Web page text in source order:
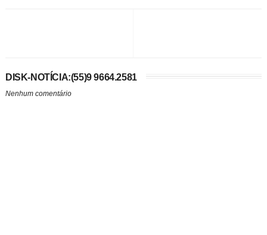
DISK-NOTÍCIA:(55)9 9664.2581
Nenhum comentário